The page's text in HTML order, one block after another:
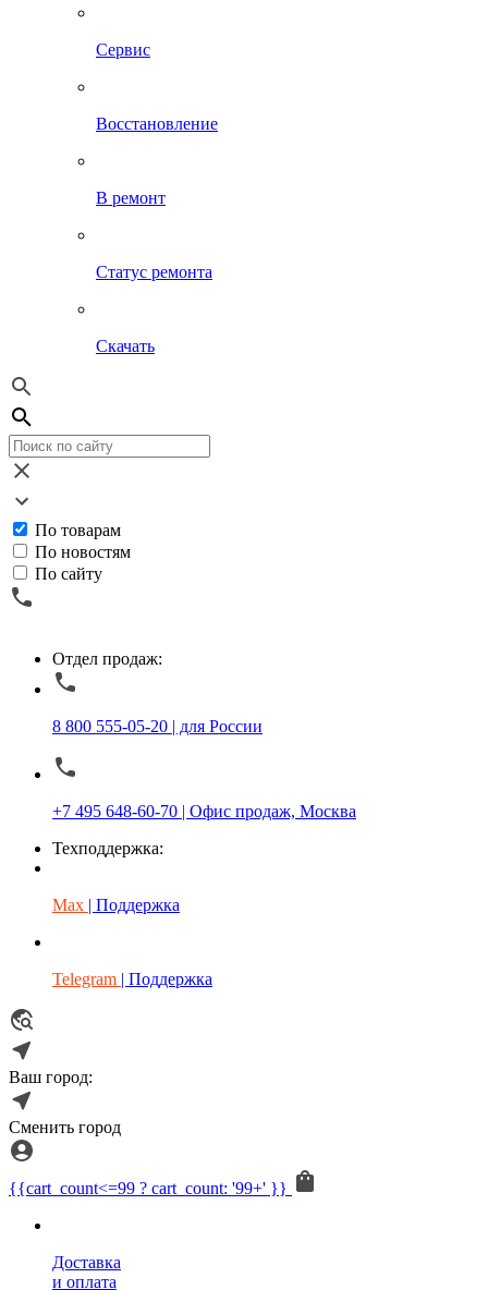
Сервис
Восстановление
В ремонт
Статус ремонта
Скачать
По товарам
По новостям
По сайту
Отдел продаж:
8 800 555-05-20 | для России
+7 495 648-60-70 | Офис продаж, Москва
Техподдержка:
Max | Поддержка
Telegram | Поддержка
Ваш город:
Сменить город
{{cart_count<=99 ? cart_count: '99+' }}
Доставка
и оплата